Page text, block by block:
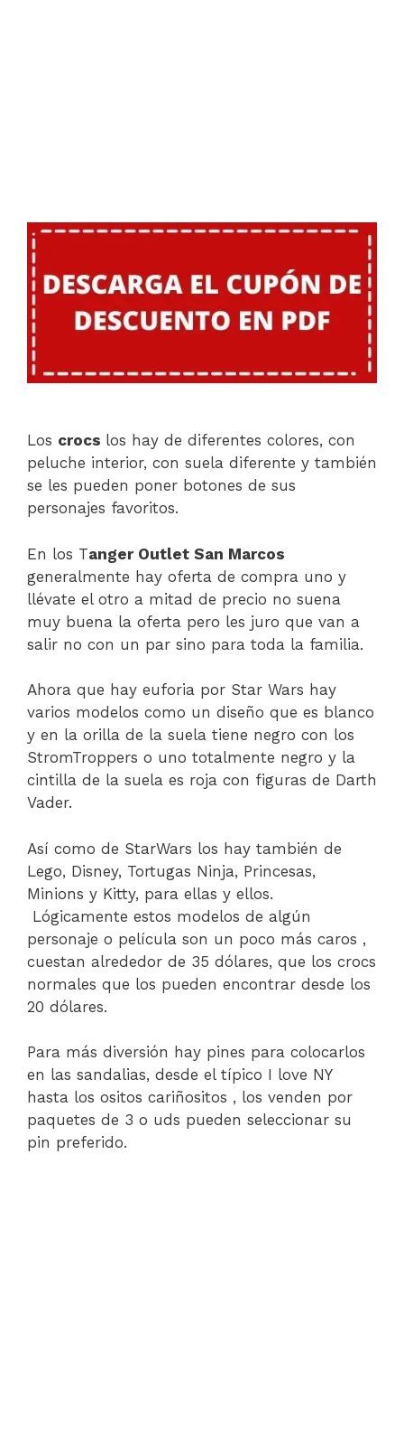
Los crocs los hay de diferentes colores, con
peluche interior, con suela diferente y también
se les pueden poner botones de sus
personajes favoritos.
En los Tanger Outlet San Marcos
generalmente hay oferta de compra uno y
llévate el otro a mitad de precio no suena
muy buena la oferta pero les juro que van a
salir no con un par sino para toda la familia.
Ahora que hay euforia por Star Wars hay
varios modelos como un diseño que es blanco
y en la orilla de la suela tiene negro con los
StromTroppers o uno totalmente negro y la
cintilla de la suela es roja con figuras de Darth
Vader.
Así como de StarWars los hay también de
Lego, Disney, Tortugas Ninja, Princesas,
Minions y Kitty, para ellas y ellos.
Lógicamente estos modelos de algún
personaje o película son un poco más caros ,
cuestan alrededor de 35 dólares, que los crocs
normales que los pueden encontrar desde los
20 dólares.
Para más diversión hay pines para colocarlos
en las sandalias, desde el típico I love NY
hasta los ositos cariñositos , los venden por
paquetes de 3 o uds pueden seleccionar su
pin preferido.